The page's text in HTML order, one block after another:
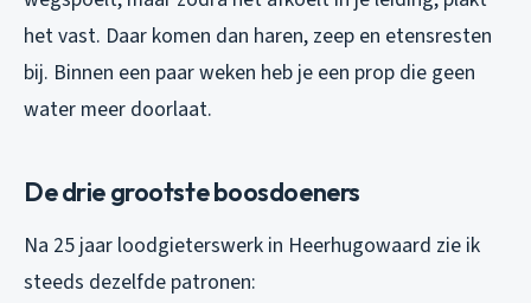
het vast. Daar komen dan haren, zeep en etensresten
bij. Binnen een paar weken heb je een prop die geen
water meer doorlaat.
De drie grootste boosdoeners
Na 25 jaar loodgieterswerk in Heerhugowaard zie ik
steeds dezelfde patronen: